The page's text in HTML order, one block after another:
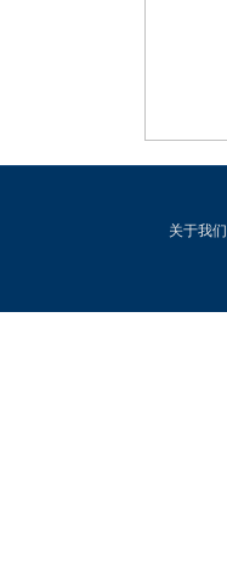
关于我们